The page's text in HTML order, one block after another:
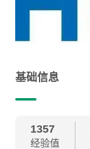
基础信息
1357
经验值